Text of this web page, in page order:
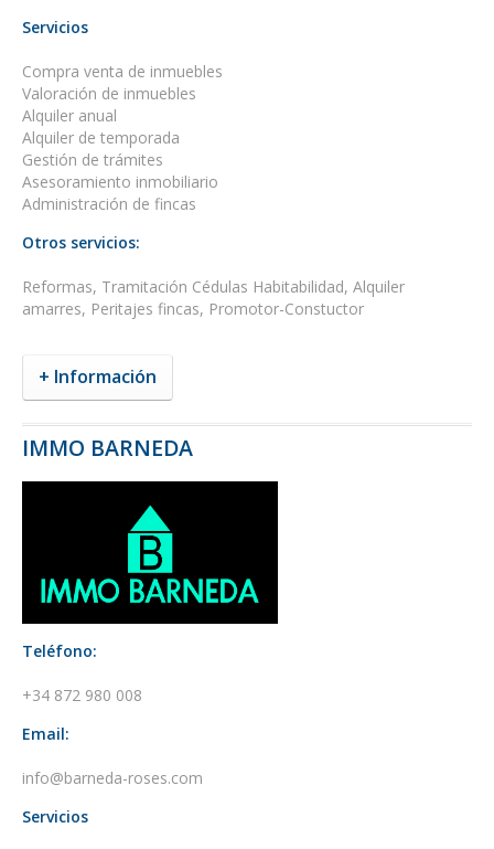
Servicios
Compra venta de inmuebles
Valoración de inmuebles
Alquiler anual
Alquiler de temporada
Gestión de trámites
Asesoramiento inmobiliario
Administración de fincas
Otros servicios:
Reformas, Tramitación Cédulas Habitabilidad, Alquiler
amarres, Peritajes fincas, Promotor-Constuctor
+ Información
IMMO BARNEDA
Teléfono:
+34 872 980 008
Email:
info@barneda-roses.com
Servicios